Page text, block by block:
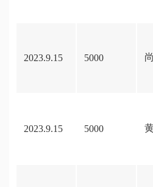
2023.9.15 5000
2023.9.15 5000